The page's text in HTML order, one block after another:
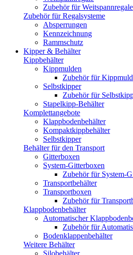
Zubehör für Weitspannregale
Zubehör für Regalsysteme
Absperrungen
Kennzeichnung
Rammschutz
Kipper & Behälter
Kippbehälter
Kippmulden
Zubehör für
Selbstkipper
Zubehör für
Stapelkipp-Behälter
Komplettangebote
Klappbodenbehälter
Kompaktkippbehälter
Selbstkipper
Behälter für den Transport
Gitterboxen
System-Gitterboxen
Zubehör für System-
Transportbehälter
Transportboxen
Zubehör für
Klappbodenbehälter
Automatischer
Zubehör für
Bodenklappenbehälter
Weitere Behälter
Silobehälter